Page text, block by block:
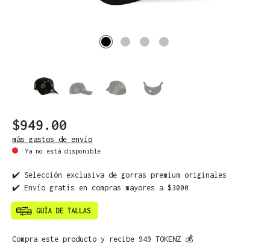
$949.00
más gastos de envío
Ya no está disponible
✔️ Selección exclusiva de gorras premium originales
✔️ Envío gratis en compras mayores a $3000
Compra este producto y recibe 949 TOKENZ 💰